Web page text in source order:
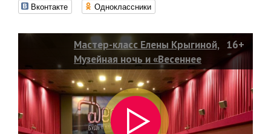
Вконтакте Одноклассники
Мастер-класс Елены Крыгиной,
Музейная ночь и «Весеннее
рандеву»
16+